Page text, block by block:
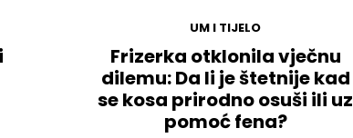
UM I TIJELO
Frizerka otklonila vječnu
dilemu: Da li je štetnije kad
se kosa prirodno osuši ili uz
pomoć fena?